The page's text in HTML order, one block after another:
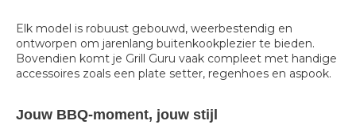
Elk model is robuust gebouwd, weerbestendig en
ontworpen om jarenlang buitenkookplezier te bieden.
Bovendien komt je Grill Guru vaak compleet met handige
accessoires zoals een plate setter, regenhoes en aspook.
Jouw BBQ-moment, jouw stijl